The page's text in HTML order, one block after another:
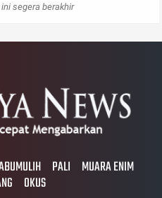
segera berakhir
PALI MUARA ENIM
OKUS